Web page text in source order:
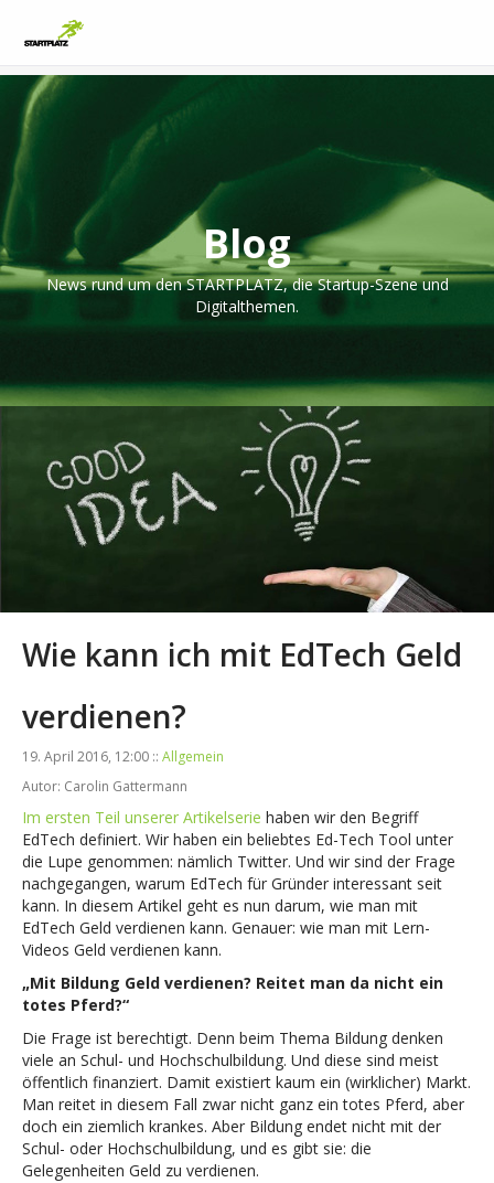
Blog
News rund um den STARTPLATZ, die Startup-Szene und
Digitalthemen.
Wie kann ich mit EdTech Geld
verdienen?
19. April 2016, 12:00 :: Allgemein
Autor: Carolin Gattermann
Im ersten Teil unserer Artikelserie haben wir den Begriff
EdTech definiert. Wir haben ein beliebtes Ed-Tech Tool unter
die Lupe genommen: nämlich Twitter. Und wir sind der Frage
nachgegangen, warum EdTech für Gründer interessant seit
kann. In diesem Artikel geht es nun darum, wie man mit
EdTech Geld verdienen kann. Genauer: wie man mit Lern-
Videos Geld verdienen kann.
„Mit Bildung Geld verdienen? Reitet man da nicht ein
totes Pferd?“
Die Frage ist berechtigt. Denn beim Thema Bildung denken
viele an Schul- und Hochschulbildung. Und diese sind meist
öffentlich finanziert. Damit existiert kaum ein (wirklicher) Markt.
Man reitet in diesem Fall zwar nicht ganz ein totes Pferd, aber
doch ein ziemlich krankes. Aber Bildung endet nicht mit der
Schul- oder Hochschulbildung, und es gibt sie: die
Gelegenheiten Geld zu verdienen.